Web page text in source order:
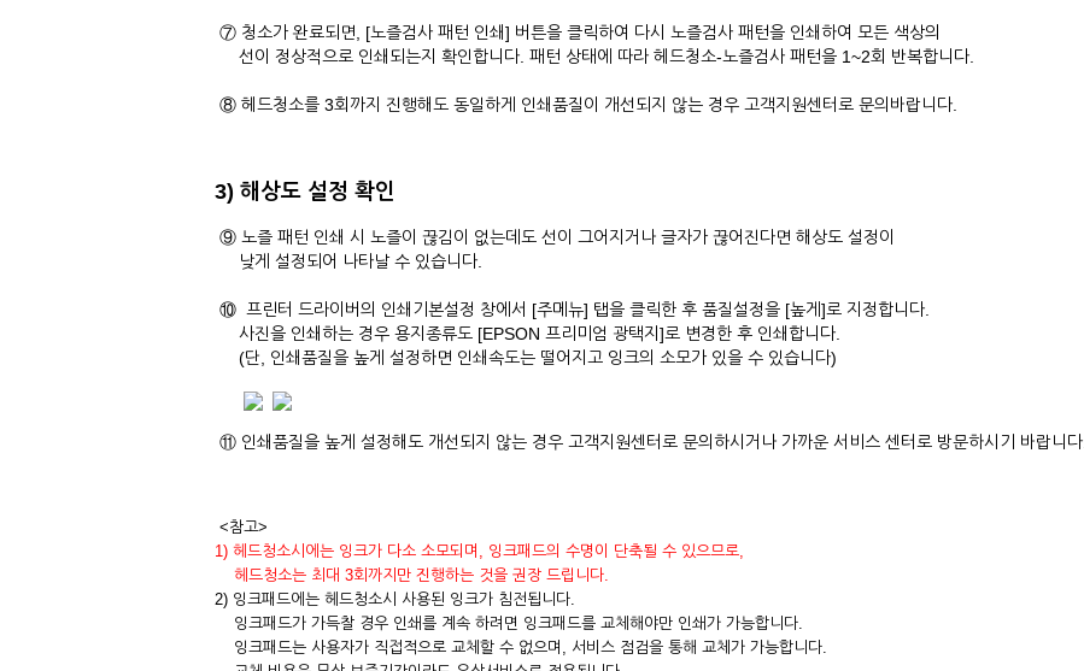
⑦ 청소가 완료되면, [노즐검사 패턴 인쇄] 버튼을 클릭하여 다시 노즐검사 패턴을 인쇄하여 모든 색상의
선이 정상적으로 인쇄되는지 확인합니다. 패턴 상태에 따라 헤드청소-노즐검사 패턴을 1~2회 반복합니다.
⑧ 헤드청소를 3회까지 진행해도 동일하게 인쇄품질이 개선되지 않는 경우 고객지원센터로 문의바랍니다.
3) 해상도 설정 확인
⑨ 노즐 패턴 인쇄 시 노즐이 끊김이 없는데도 선이 그어지거나 글자가 끊어진다면 해상도 설정이
낮게 설정되어 나타날 수 있습니다.
⑩ 프린터 드라이버의 인쇄기본설정 창에서 [주메뉴] 탭을 클릭한 후 품질설정을 [높게]로 지정합니다.
사진을 인쇄하는 경우 용지종류도 [EPSON 프리미엄 광택지]로 변경한 후 인쇄합니다.
(단, 인쇄품질을 높게 설정하면 인쇄속도는 떨어지고 잉크의 소모가 있을 수 있습니다)
⑪ 인쇄품질을 높게 설정해도 개선되지 않는 경우 고객지원센터로 문의하시거나 가까운 서비스 센터로 방문하시기 바랍니다.
<참고>
1) 헤드청소시에는 잉크가 다소 소모되며, 잉크패드의 수명이 단축될 수 있으므로,
헤드청소는 최대 3회까지만 진행하는 것을 권장 드립니다.
2) 잉크패드에는 헤드청소시 사용된 잉크가 침전됩니다.
잉크패드가 가득찰 경우 인쇄를 계속 하려면 잉크패드를 교체해야만 인쇄가 가능합니다.
잉크패드는 사용자가 직접적으로 교체할 수 없으며, 서비스 점검을 통해 교체가 가능합니다.